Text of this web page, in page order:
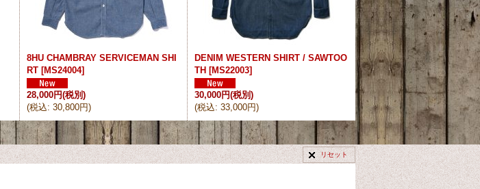
8HU CHAMBRAY SERVICEMAN SHI
RT [MS24004]
28,000円(税別)
(税込: 30,800円)
DENIM WESTERN SHIRT / SAWTOO
TH [MS22003]
30,000円(税別)
(税込: 33,000円)
リセット